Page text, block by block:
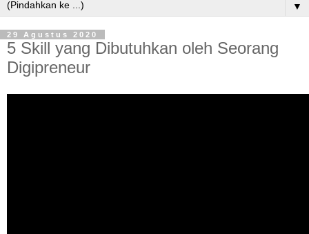
▼
29 Agustus 2020
5 Skill yang Dibutuhkan oleh Seorang
Digipreneur